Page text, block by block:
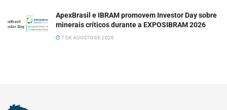
ApexBrasil e IBRAM promovem Investor Day sobre
minerais críticos durante a EXPOSIBRAM 2026
7 DE AGOSTO DE 2026